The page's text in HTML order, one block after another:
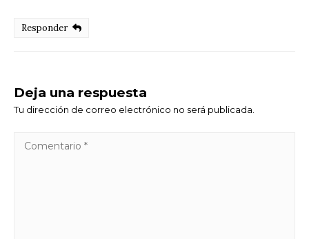
Responder
Deja una respuesta
Tu dirección de correo electrónico no será publicada.